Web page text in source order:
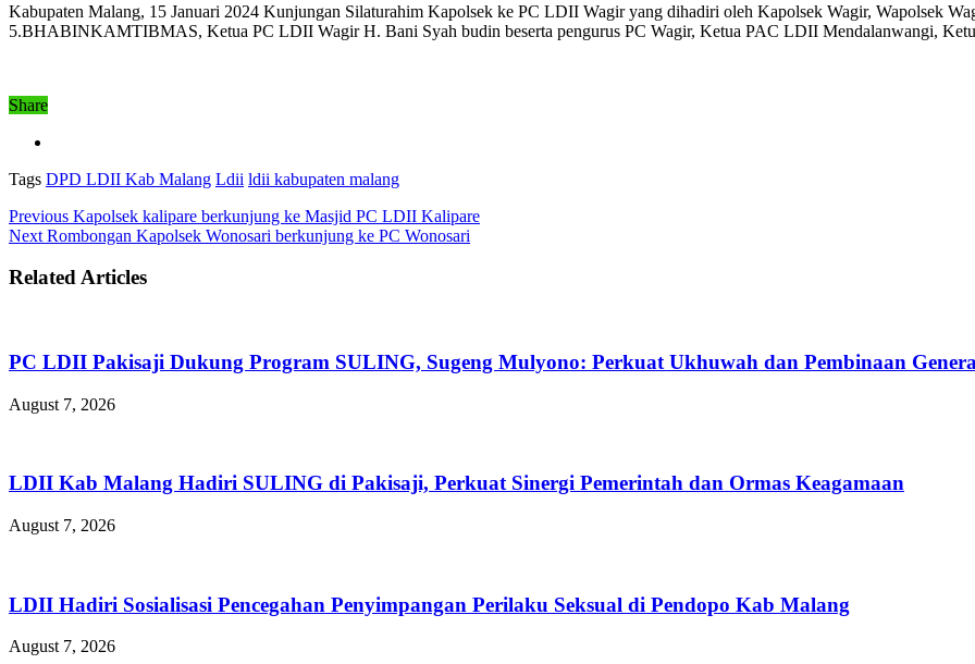
Kabupaten Malang, 15 Januari 2024 Kunjungan Silaturahim Kapolsek ke PC LDII Wagir yang dihadiri oleh Kapolsek Wagir, Wapolsek
5.BHABINKAMTIBMAS, Ketua PC LDII Wagir H. Bani Syah budin beserta pengurus PC Wagir, Ketua PAC LDII Mendalanwangi,
Share
Tags DPD LDII Kab Malang Ldii ldii kabupaten malang
Previous Kapolsek kalipare berkunjung ke Masjid PC LDII Kalipare
Next Rombongan Kapolsek Wonosari berkunjung ke PC Wonosari
Related Articles
PC LDII Pakisaji Dukung Program SULING, Sugeng Mulyono: Perkuat Ukhuwah dan Pembinaan
August 7, 2026
LDII Kab Malang Hadiri SULING di Pakisaji, Perkuat Sinergi Pemerintah dan Ormas Keagamaan
August 7, 2026
LDII Hadiri Sosialisasi Pencegahan Penyimpangan Perilaku Seksual di Pendopo Kab Malang
August 7, 2026